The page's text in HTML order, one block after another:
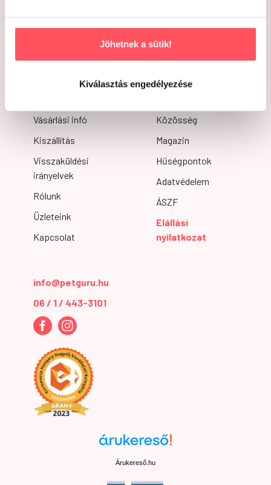
Jöhetnek a sütik!
Kiválasztás engedélyezése
Josera
Happy Cat
N&D
Vásárlási infó
Kiszállítás
Visszaküldési
irányelvek
Rólunk
Üzleteink
Kapcsolat
Közösség
Magazin
Hűségpontok
Adatvédelem
ÁSZF
Elállási
nyilatkozat
info@petguru.hu
06 / 1 / 443-3101
Árukereső.hu